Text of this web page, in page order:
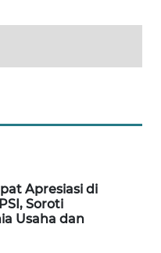
Apresiasi di
Soroti
Usaha dan